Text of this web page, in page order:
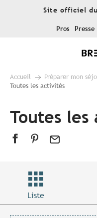
Site officiel
Pros Presse
Accueil Préparer mon
Toutes les activités
Toutes les
Liste